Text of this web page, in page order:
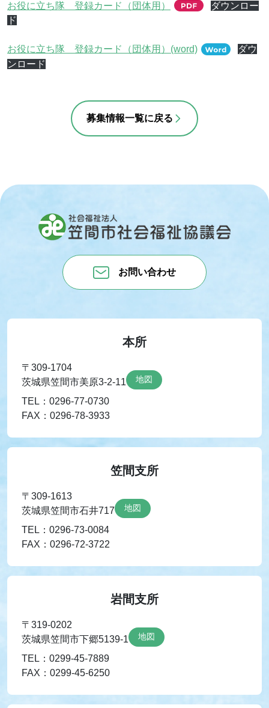
お役に立ち隊 登録カード（団体用）
ダウンロー
ド
お役に立ち隊 登録カード（団体用）(word)
ダウ
ンロード
募集情報一覧に戻る
お問い合わせ
本所
〒309-1704
茨城県笠間市美原3-2-11
地図
TEL：0296-77-0730
FAX：0296-78-3933
笠間支所
〒309-1613
茨城県笠間市石井717
地図
TEL：0296-73-0084
FAX：0296-72-3722
岩間支所
〒319-0202
茨城県笠間市下郷5139-1
地図
TEL：0299-45-7889
FAX：0299-45-6250